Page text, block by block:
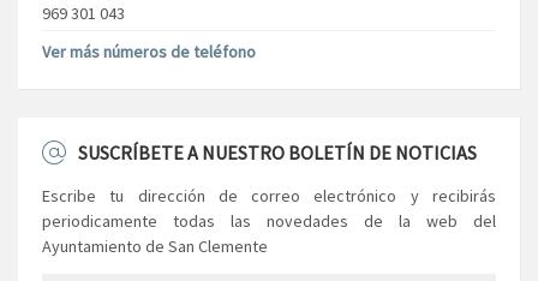
969 301 043
Ver más números de teléfono
SUSCRÍBETE A NUESTRO BOLETÍN DE NOTICIAS
Escribe tu dirección de correo electrónico y recibirás
periodicamente todas las novedades de la web del
Ayuntamiento de San Clemente